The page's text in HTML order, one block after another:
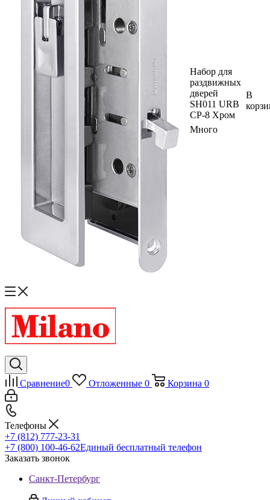
Набор для
раздвижных
дверей
SH011 URB
СР-8 Хром
Много
В
Сравнение0 Отложенные 0 Корзина 0
Телефоны
+7 (812) 777-23-31
+7 (800) 100-46-62Единый бесплатный телефон
Заказать звонок
Санкт-Петербург